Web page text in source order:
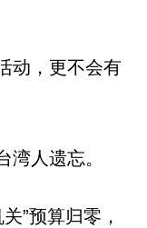
动，更不会有
湾人遗忘。
”预算归零，